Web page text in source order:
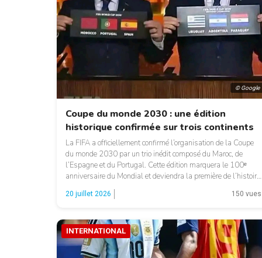
© Google
Coupe du monde 2030 : une édition
historique confirmée sur trois continents
La FIFA a officiellement confirmé l’organisation de la Coupe
du monde 2030 par un trio inédit composé du Maroc, de
l’Espagne et du Portugal. Cette édition marquera le 100ᵉ
anniversaire du Mondial et deviendra la première de l’histoire
à se dérouler sur trois continents et dans six pays. Pour
célébrer le centenaire de la […]
20 juillet 2026 150 vues
INTERNATIONAL